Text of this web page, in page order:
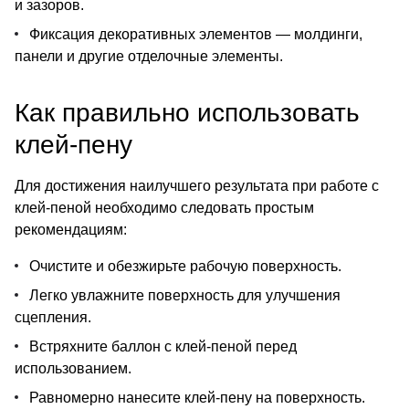
и зазоров.
Фиксация декоративных элементов — молдинги,
панели и другие отделочные элементы.
Как правильно использовать
клей-пену
Для достижения наилучшего результата при работе с
клей-пеной необходимо следовать простым
рекомендациям:
Очистите и обезжирьте рабочую поверхность.
Легко увлажните поверхность для улучшения
сцепления.
Встряхните баллон с клей-пеной перед
использованием.
Равномерно нанесите клей-пену на поверхность.